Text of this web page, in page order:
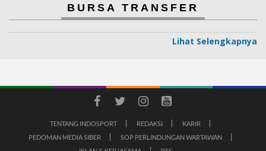
BURSA TRANSFER
Lihat Selengkapnya
TENTANG INDOSPORT REDAKSI
KARIR
PEDOMAN MEDIA SIBER
SOP PERLINDUNGAN WARTAWAN